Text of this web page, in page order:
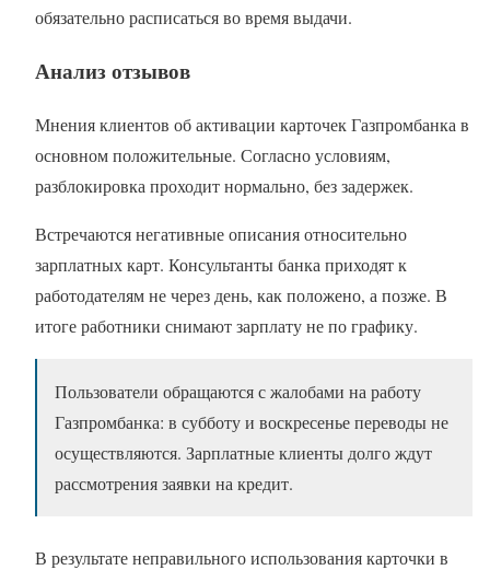
обязательно расписаться во время выдачи.
Анализ отзывов
Мнения клиентов об активации карточек Газпромбанка в
основном положительные. Согласно условиям,
разблокировка проходит нормально, без задержек.
Встречаются негативные описания относительно
зарплатных карт. Консультанты банка приходят к
работодателям не через день, как положено, а позже. В
итоге работники снимают зарплату не по графику.
Пользователи обращаются с жалобами на работу
Газпромбанка: в субботу и воскресенье переводы не
осуществляются. Зарплатные клиенты долго ждут
рассмотрения заявки на кредит.
В результате неправильного использования карточки в